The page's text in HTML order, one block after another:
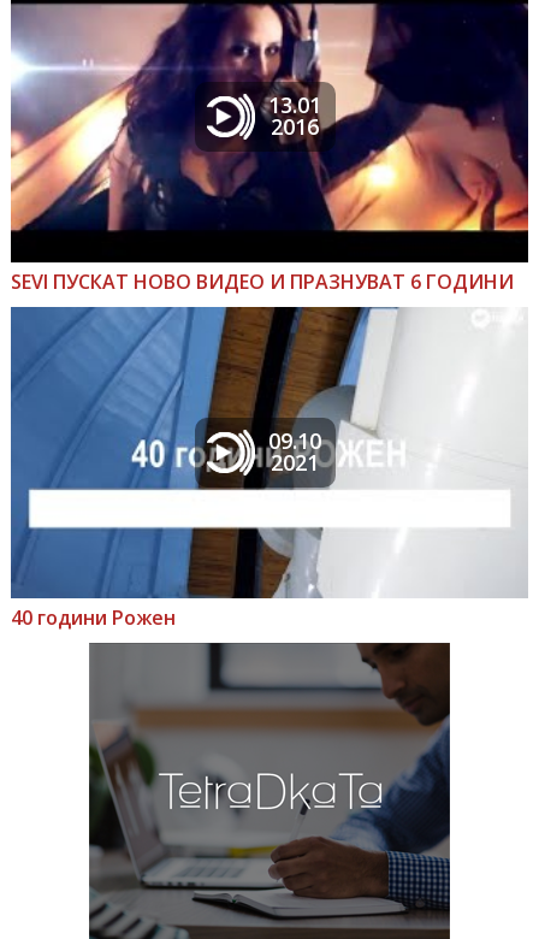
13.01
2016
SEVI ПУСКАТ НОВО ВИДЕО И ПРАЗНУВАТ 6 ГОДИНИ
09.10
2021
40 години Рожен